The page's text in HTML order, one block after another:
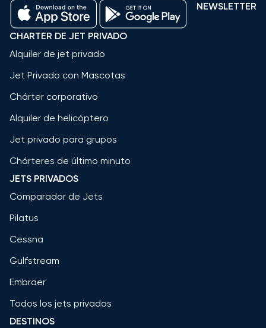
NEWSLETTER
CHARTER DE JET PRIVADO
Alquiler de jet privado
Jet Privado con Mascotas
Chárter corporativo
Alquiler de helicóptero
Jet privado para grupos
Chárteres de último minuto
JETS PRIVADOS
Comparador de Jets
Pilatus
Cessna
Gulfstream
Embraer
Todos los jets privados
DESTINOS